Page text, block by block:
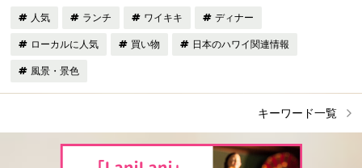
人気 ランチ ワイキキ ディナー
ローカルに人気 買い物 日本のハワイ関連情報
風景・景色
キーワード一覧